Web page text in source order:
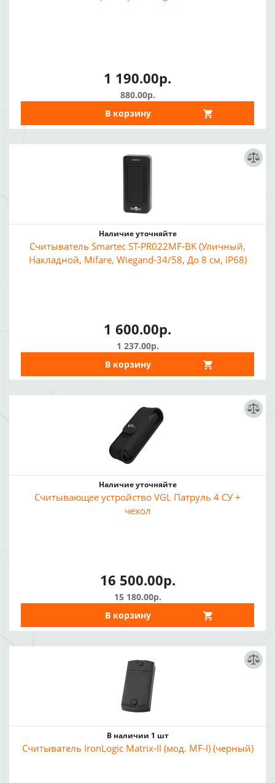
1 190.00р.
880.00р.
В корзину
Наличие уточняйте
Считыватель Smartec ST-PR022MF-BK (Уличный,
Накладной, Mifare, Wiegand-34/58, До 8 см, IP68)
1 600.00р.
1 237.00р.
В корзину
Наличие уточняйте
Считывающее устройство VGL Патруль 4 СУ +
чехол
16 500.00р.
15 180.00р.
В корзину
В наличии 1 шт
Считыватель IronLogic Matrix-II (мод. MF-I) (черный)